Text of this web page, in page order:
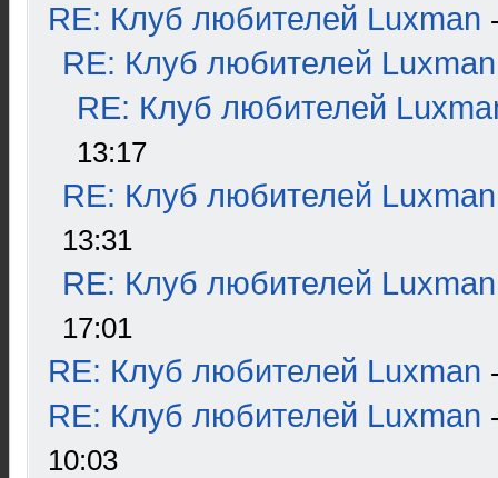
RE: Клуб любителей Luxman
RE: Клуб любителей Luxman
RE: Клуб любителей
13:17
RE: Клуб любителей Luxman
13:31
RE: Клуб любителей Luxman
17:01
RE: Клуб любителей Luxman
RE: Клуб любителей Luxman
10:03